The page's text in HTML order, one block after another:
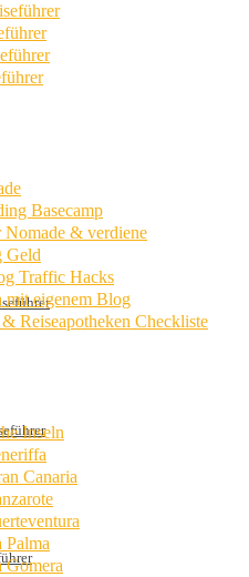
Basecamp
Nomade & verdiene
Geld
Traffic Hacks
mit eigenem Blog
Reiseapotheken Checkliste
Inseln
Canaria
Palma
Gomera